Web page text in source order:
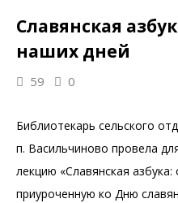
Славянская
наших дней
59 0
Библиотекарь сельского
п. Васильчиново провела
лекцию «Славянская
приуроченную ко Дню